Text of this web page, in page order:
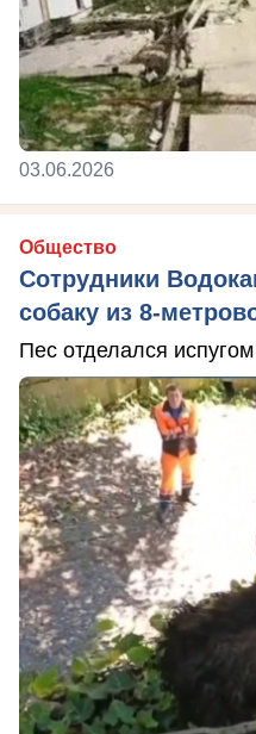
03.06.2026
Общество
Сотрудники
собаку из 8-
Пес отделался испугом